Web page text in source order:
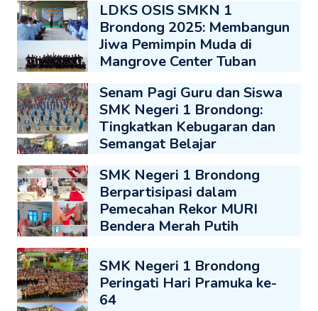
LDKS OSIS SMKN 1
Brondong 2025: Membangun
Jiwa Pemimpin Muda di
Mangrove Center Tuban
Senam Pagi Guru dan Siswa
SMK Negeri 1 Brondong:
Tingkatkan Kebugaran dan
Semangat Belajar
SMK Negeri 1 Brondong
Berpartisipasi dalam
Pemecahan Rekor MURI
Bendera Merah Putih
SMK Negeri 1 Brondong
Peringati Hari Pramuka ke-
64